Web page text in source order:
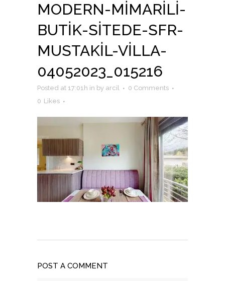
MODERN-MIMARILI-
BUTIK-SITEDE-SFR-
MUSTAKIL-VILLA-
04052023_015216
Posted at 17:01h in by arcil
0 Comments
0 Likes
POST A COMMENT